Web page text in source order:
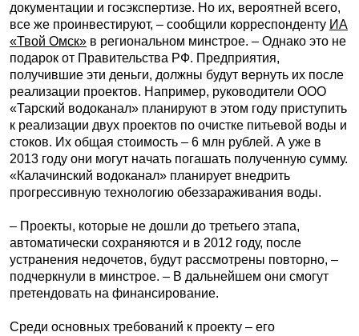
документации и госэкспертизе. Но их, вероятней всего,
все же проинвестируют, – сообщили корреспонденту ИА
«Твой Омск» в региональном минстрое. – Однако это не
подарок от Правительства РФ. Предприятия,
получившие эти деньги, должны будут вернуть их после
реализации проектов. Например, руководители ООО
«Тарский водоканал» планируют в этом году приступить
к реализации двух проектов по очистке питьевой воды и
стоков. Их общая стоимость – 6 млн рублей. А уже в
2013 году они могут начать погашать полученную сумму.
«Калачинский водоканал» планирует внедрить
прогрессивную технологию обеззараживания воды.
– Проекты, которые не дошли до третьего этапа,
автоматически сохраняются и в 2012 году, после
устранения недочетов, будут рассмотрены повторно, –
подчеркнули в минстрое. – В дальнейшем они смогут
претендовать на финансирование.
Среди основных требований к проекту – его